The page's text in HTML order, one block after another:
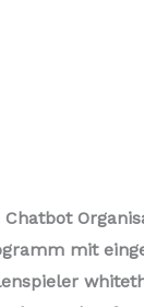
mit